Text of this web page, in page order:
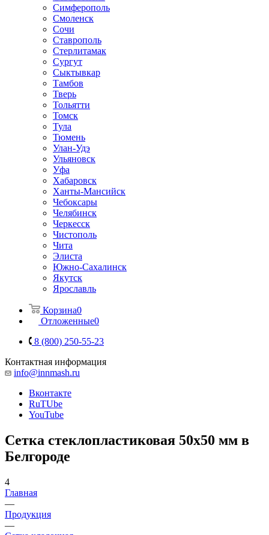
Симферополь
Смоленск
Сочи
Ставрополь
Стерлитамак
Сургут
Сыктывкар
Тамбов
Тверь
Тольятти
Томск
Тула
Тюмень
Улан-Удэ
Ульяновск
Уфа
Хабаровск
Ханты-Мансийск
Чебоксары
Челябинск
Черкесск
Чистополь
Чита
Элиста
Южно-Сахалинск
Якутск
Ярославль
Корзина0
Отложенные0
8 (800) 250-55-23
Контактная информация
info@innmash.ru
Вконтакте
RuTUbe
YouTube
Сетка стеклопластиковая 50x50 мм в
Белгороде
4
Главная
—
Продукция
—